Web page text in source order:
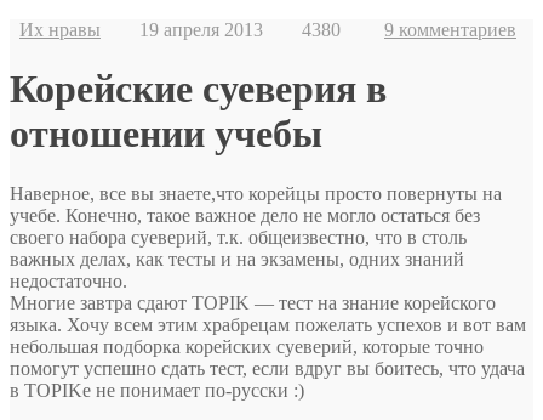
Их нравы
19 апреля 2013 4380 9 комментариев
Корейские суеверия в
отношении учебы
Наверное, все вы знаете,что корейцы просто повернуты на
учебе. Конечно, такое важное дело не могло остаться без
своего набора суеверий, т.к. общеизвестно, что в столь
важных делах, как тесты и на экзамены, одних знаний
недостаточно.
Многие завтра сдают TOPIK — тест на знание корейского
языка. Хочу всем этим храбрецам пожелать успехов и вот вам
небольшая подборка корейских суеверий, которые точно
помогут успешно сдать тест, если вдруг вы боитесь, что удача
в TOPIKe не понимает по-русски :)